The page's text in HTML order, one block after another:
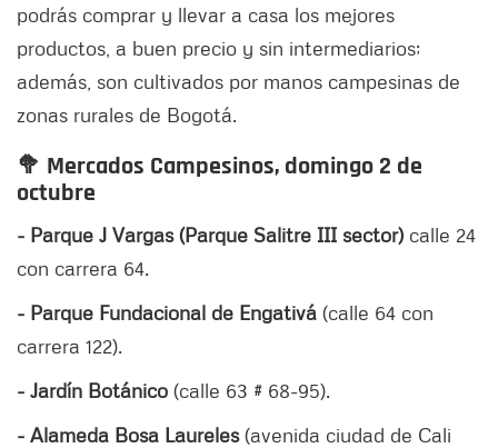
podrás comprar y llevar a casa los mejores
productos, a buen precio y sin intermediarios;
además, son cultivados por manos campesinas de
zonas rurales de Bogotá.
🥦 Mercados Campesinos, domingo 2 de
octubre
- Parque J Vargas (Parque Salitre III sector) calle 24
con carrera 64.
- Parque Fundacional de Engativá (calle 64 con
carrera 122).
- Jardín Botánico (calle 63 # 68-95).
- Alameda Bosa Laureles(avenida ciudad de Cali